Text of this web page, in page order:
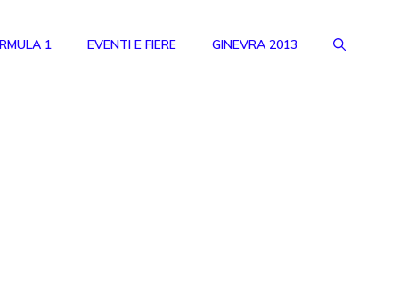
1 EVENTI E FIERE GINEVRA 2013